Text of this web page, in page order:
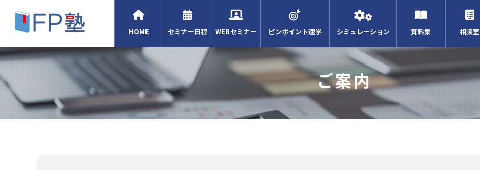
HOME セミナー日程 WEBセミナー ピンポイント速学 シミュレーション 資料集 相談室
ご案内